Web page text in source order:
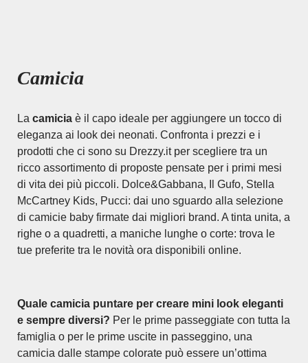
Camicia
La camicia è il capo ideale per aggiungere un tocco di
eleganza ai look dei neonati. Confronta i prezzi e i
prodotti che ci sono su Drezzy.it per scegliere tra un
ricco assortimento di proposte pensate per i primi mesi
di vita dei più piccoli. Dolce&Gabbana, Il Gufo, Stella
McCartney Kids, Pucci: dai uno sguardo alla selezione
di camicie baby firmate dai migliori brand. A tinta unita, a
righe o a quadretti, a maniche lunghe o corte: trova le
tue preferite tra le novità ora disponibili online.
Quale camicia puntare per creare mini look eleganti
e sempre diversi? Per le prime passeggiate con tutta la
famiglia o per le prime uscite in passeggino, una
camicia dalle stampe colorate può essere un’ottima